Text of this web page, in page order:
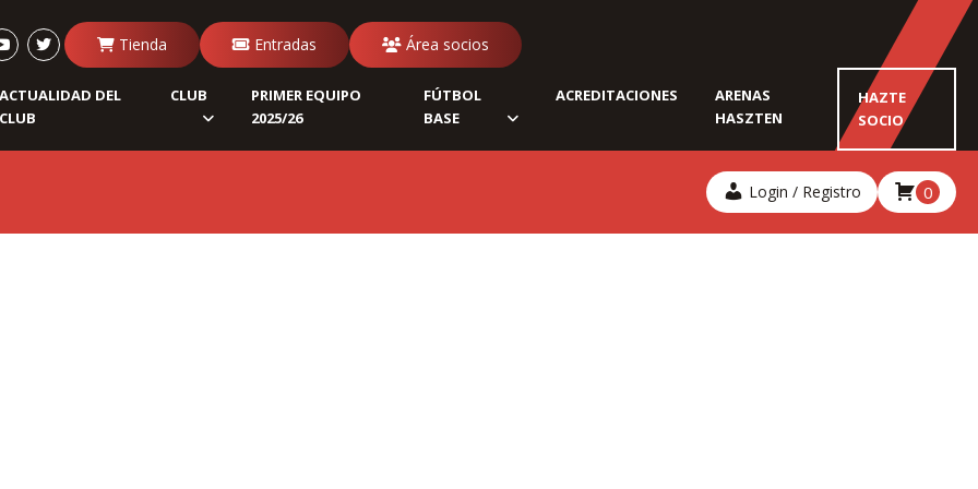
Tienda Entradas Área socios
ACTUALIDAD DEL
CLUB
CLUB
PRIMER EQUIPO
2025/26
FÚTBOL
BASE
ACREDITACIONES
ARENAS
HASZTEN
HAZTE
SOCIO
Login / Registro 0